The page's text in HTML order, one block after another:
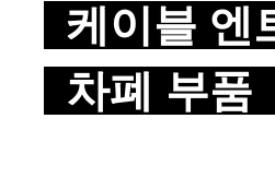
케이블 엔
차폐 부품